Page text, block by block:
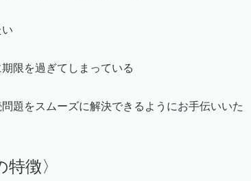
限を過ぎてしまっている
題をスムーズに解決できるようにお手伝いいた
徴〉